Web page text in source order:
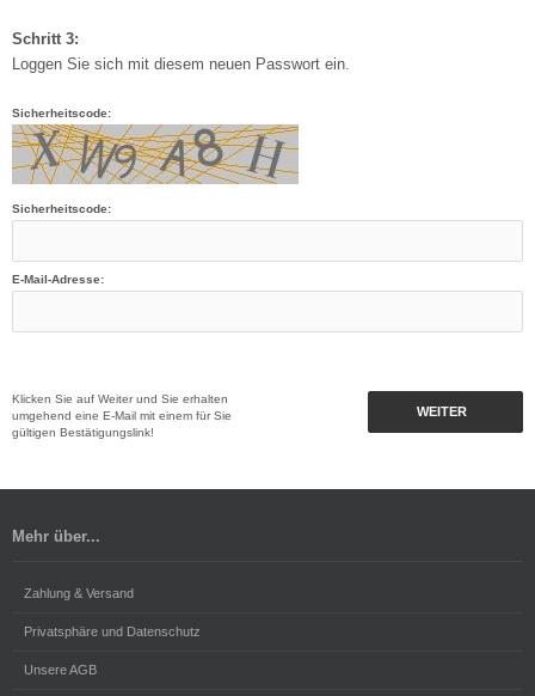
Schritt 3:
Loggen Sie sich mit diesem neuen Passwort ein.
Sicherheitscode:
Sicherheitscode:
E-Mail-Adresse:
Klicken Sie auf Weiter und Sie erhalten
umgehend eine E-Mail mit einem für Sie
gültigen Bestätigungslink!
WEITER
Mehr über...
Zahlung & Versand
Privatsphäre und Datenschutz
Unsere AGB